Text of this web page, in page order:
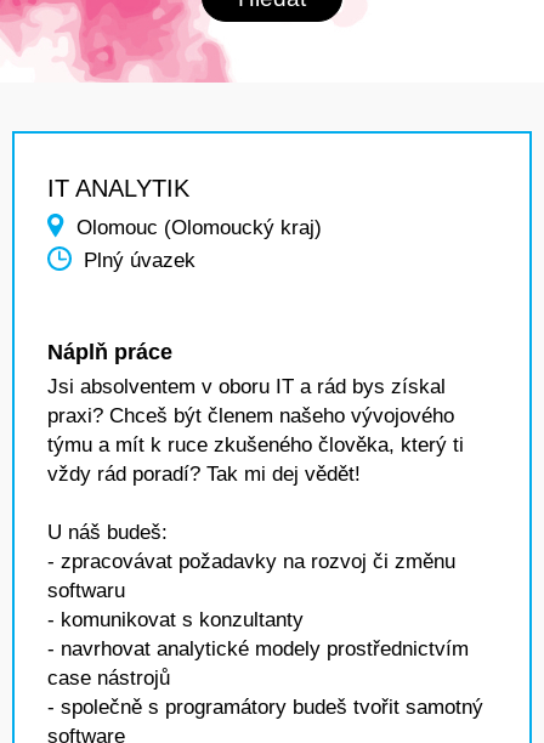
IT ANALYTIK
Olomouc (Olomoucký kraj)
Plný úvazek
Náplň práce
Jsi absolventem v oboru IT a rád bys získal
praxi? Chceš být členem našeho vývojového
týmu a mít k ruce zkušeného člověka, který ti
vždy rád poradí? Tak mi dej vědět!
U náš budeš:
- zpracovávat požadavky na rozvoj či změnu
softwaru
- komunikovat s konzultanty
- navrhovat analytické modely prostřednictvím
case nástrojů
- společně s programátory budeš tvořit samotný
software